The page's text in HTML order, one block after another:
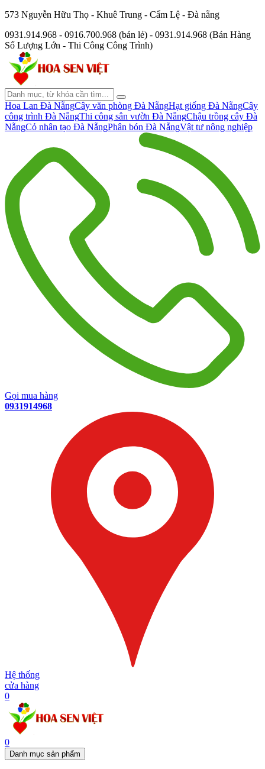
573 Nguyễn Hữu Thọ - Khuê Trung - Cẩm Lệ - Đà nẵng
0931.914.968 - 0916.700.968 (bán lẻ) - 0931.914.968 (Bán Hàng
Số Lượng Lớn - Thi Công Công Trình)
Hoa Lan Đà NẵngCây văn phòng Đà NẵngHạt giống Đà NẵngCây
công trình Đà NẵngThi công sân vườn Đà NẵngChậu trồng cây Đà
NẵngCỏ nhân tạo Đà NẵngPhân bón Đà NẵngVật tư nông nghiệp
Gọi mua hàng
0931914968
Hệ thống
cửa hàng
0
0
Danh mục sản phẩm